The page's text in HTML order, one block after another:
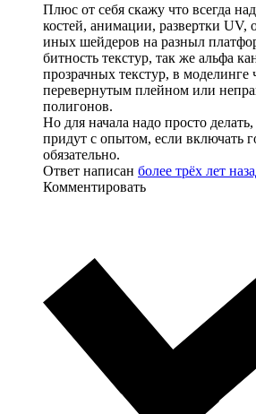
Плюс от себя скажу что всегда
костей, анимации, развертки UV,
иных шейдеров на разныл
битность текстур, так же альфа
прозрачных текстур, в
перевернутым плейном или
полигонов.
Но для начала надо просто
придут с опытом, если включать
обязательно.
Ответ написан более трёх лет
Комментировать